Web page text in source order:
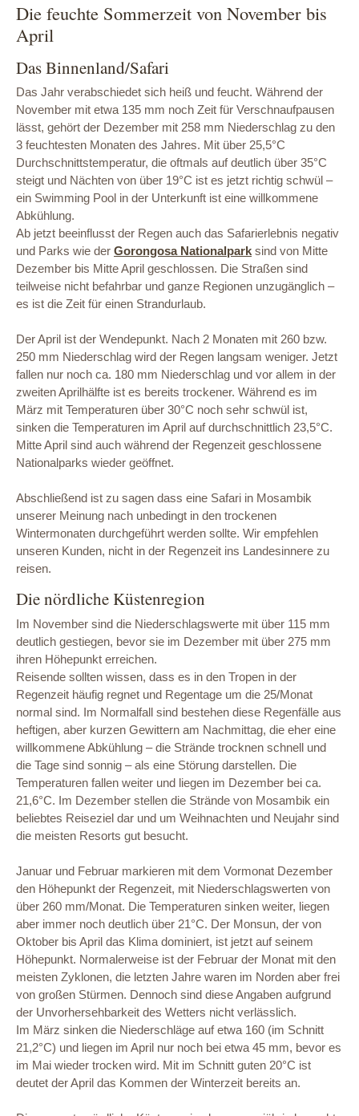
Die feuchte Sommerzeit von November bis
April
Das Binnenland/Safari
Das Jahr verabschiedet sich heiß und feucht. Während der
November mit etwa 135 mm noch Zeit für Verschnaufpausen
lässt, gehört der Dezember mit 258 mm Niederschlag zu den
3 feuchtesten Monaten des Jahres. Mit über 25,5°C
Durchschnittstemperatur, die oftmals auf deutlich über 35°C
steigt und Nächten von über 19°C ist es jetzt richtig schwül –
ein Swimming Pool in der Unterkunft ist eine willkommene
Abkühlung.
Ab jetzt beeinflusst der Regen auch das Safarierlebnis negativ
und Parks wie der Gorongosa Nationalpark sind von Mitte
Dezember bis Mitte April geschlossen. Die Straßen sind
teilweise nicht befahrbar und ganze Regionen unzugänglich –
es ist die Zeit für einen Strandurlaub.
Der April ist der Wendepunkt. Nach 2 Monaten mit 260 bzw.
250 mm Niederschlag wird der Regen langsam weniger. Jetzt
fallen nur noch ca. 180 mm Niederschlag und vor allem in der
zweiten Aprilhälfte ist es bereits trockener. Während es im
März mit Temperaturen über 30°C noch sehr schwül ist,
sinken die Temperaturen im April auf durchschnittlich 23,5°C.
Mitte April sind auch während der Regenzeit geschlossene
Nationalparks wieder geöffnet.
Abschließend ist zu sagen dass eine Safari in Mosambik
unserer Meinung nach unbedingt in den trockenen
Wintermonaten durchgeführt werden sollte. Wir empfehlen
unseren Kunden, nicht in der Regenzeit ins Landesinnere zu
reisen.
Die nördliche Küstenregion
Im November sind die Niederschlagswerte mit über 115 mm
deutlich gestiegen, bevor sie im Dezember mit über 275 mm
ihren Höhepunkt erreichen.
Reisende sollten wissen, dass es in den Tropen in der
Regenzeit häufig regnet und Regentage um die 25/Monat
normal sind. Im Normalfall sind bestehen diese Regenfälle aus
heftigen, aber kurzen Gewittern am Nachmittag, die eher eine
willkommene Abkühlung – die Strände trocknen schnell und
die Tage sind sonnig – als eine Störung darstellen. Die
Temperaturen fallen weiter und liegen im Dezember bei ca.
21,6°C. Im Dezember stellen die Strände von Mosambik ein
beliebtes Reiseziel dar und um Weihnachten und Neujahr sind
die meisten Resorts gut besucht.
Januar und Februar markieren mit dem Vormonat Dezember
den Höhepunkt der Regenzeit, mit Niederschlagswerten von
über 260 mm/Monat. Die Temperaturen sinken weiter, liegen
aber immer noch deutlich über 21°C. Der Monsun, der von
Oktober bis April das Klima dominiert, ist jetzt auf seinem
Höhepunkt. Normalerweise ist der Februar der Monat mit den
meisten Zyklonen, die letzten Jahre waren im Norden aber frei
von großen Stürmen. Dennoch sind diese Angaben aufgrund
der Unvorhersehbarkeit des Wetters nicht verlässlich.
Im März sinken die Niederschläge auf etwa 160 (im Schnitt
21,2°C) und liegen im April nur noch bei etwa 45 mm, bevor es
im Mai wieder trocken wird. Mit im Schnitt guten 20°C ist
deutet der April das Kommen der Winterzeit bereits an.